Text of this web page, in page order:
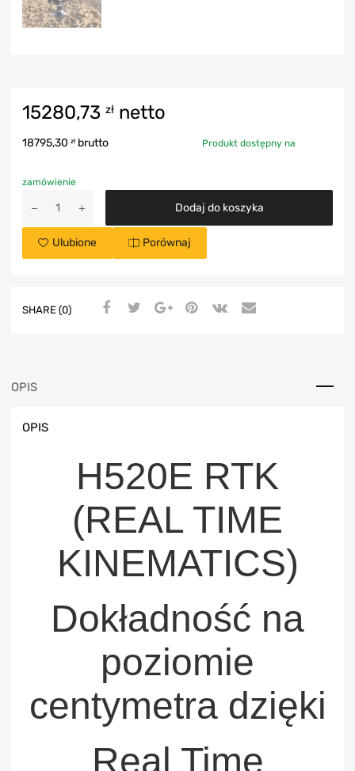
15280,73 zł netto
18795,30 zł brutto Produkt dostępny na
zamówienie
Dodaj do koszyka
Ulubione Porównaj
SHARE (0)
OPIS
OPIS
H520E RTK
(REAL TIME
KINEMATICS)
Dokładność na
poziomie
centymetra dzięki
Real Time